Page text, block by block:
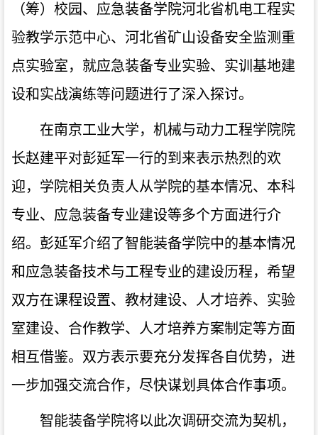
（筹）校园、应急装备学院河北省机电工程实
验教学示范中心、河北省矿山设备安全监测重
点实验室，就应急装备专业实验、实训基地建
设和实战演练等问题进行了深入探讨。
在南京工业大学，机械与动力工程学院院
长赵建平对彭延军一行的到来表示热烈的欢
迎，学院相关负责人从学院的基本情况、本科
专业、应急装备专业建设等多个方面进行介
绍。彭延军介绍了智能装备学院中的基本情况
和应急装备技术与工程专业的建设历程，希望
双方在课程设置、教材建设、人才培养、实验
室建设、合作教学、人才培养方案制定等方面
相互借鉴。双方表示要充分发挥各自优势，进
一步加强交流合作，尽快谋划具体合作事项。
智能装备学院将以此次调研交流为契机，